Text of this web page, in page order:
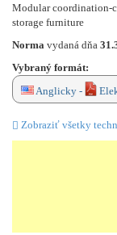
Modular coordination-
storage furniture
Norma vydaná dňa
Vybraný formát:
Anglicky -
Zobraziť všetky